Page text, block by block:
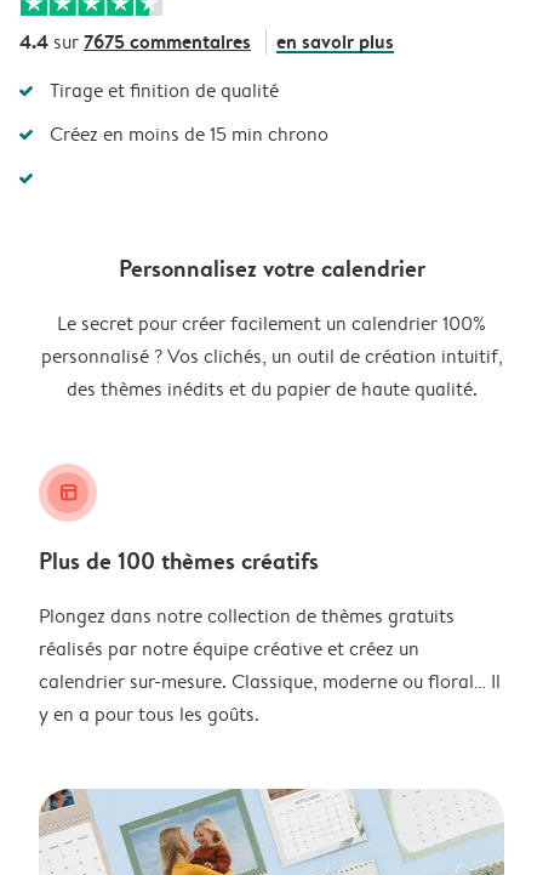
4.4 sur7675 commentaires en savoir plus
Tirage et finition de qualité
Créez en moins de 15 min chrono
Personnalisez votre calendrier
Le secret pour créer facilement un calendrier 100%
personnalisé ? Vos clichés, un outil de création intuitif,
des thèmes inédits et du papier de haute qualité.
layout_alt
Plus de 100 thèmes créatifs
Plongez dans notre collection de thèmes gratuits
réalisés par notre équipe créative et créez un
calendrier sur-mesure. Classique, moderne ou floral… Il
y en a pour tous les goûts.